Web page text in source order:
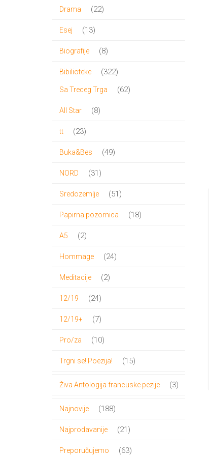
Drama 2222
Esej 1313
Biografije 88
Bibilioteke 322322
proizvoda
Sa Treceg Trga 6262
All Star 88
tt 2323
Buka&Bes 4949
NORD 3131
Sredozemlje 5151
Papirna pozornica 1818
A5 22
Hommage 2424
Meditacije 22
12/19 2424
12/19+ 77
Pro/za 1010
Trgni se! Poezija! 1515
Živa Antologija francuske pezije 33
Najnovije 188188
Najprodavanije 2121
Preporučujemo 6363